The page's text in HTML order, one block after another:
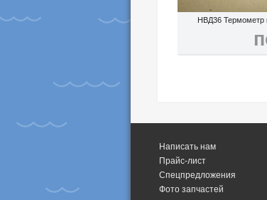
НВД36 Термометр
Написать нам
Прайс-лист
Спецпредложения
Фото запчастей